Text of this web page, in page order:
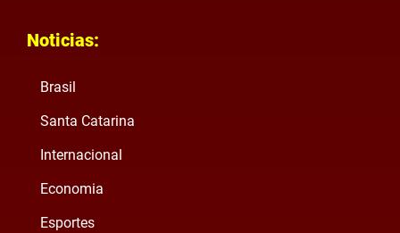
Noticias:
Brasil
Santa Catarina
Internacional
Economia
Esportes